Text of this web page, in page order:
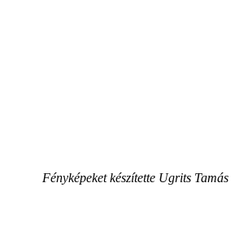
Fényképeket készítette Ugrits Tamás